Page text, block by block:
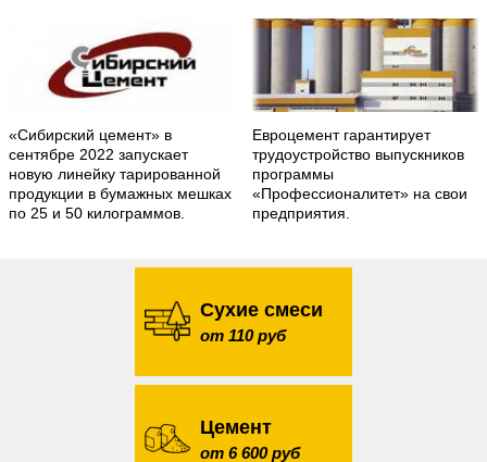
«Сибирский цемент» в
сентябре 2022 запускает
новую линейку тарированной
продукции в бумажных мешках
по 25 и 50 килограммов.
Евроцемент гарантирует
трудоустройство выпускников
программы
«Профессионалитет» на свои
предприятия.
Сухие смеси
от 110 руб
Цемент
от 6 600 руб